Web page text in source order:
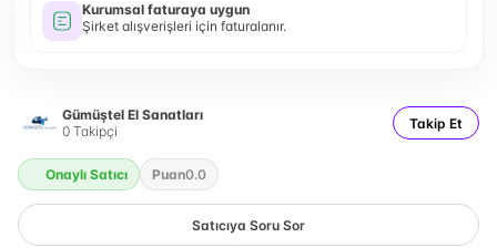
Kurumsal faturaya uygun
Şirket alışverişleri için faturalanır.
Gümüştel El Sanatları
0 Takipçi Takip Et
Onaylı Satıcı Puan0.0
Satıcıya Soru Sor